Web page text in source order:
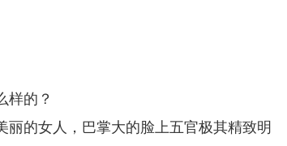
样的？
的女人，巴掌大的脸上五官极其精致明